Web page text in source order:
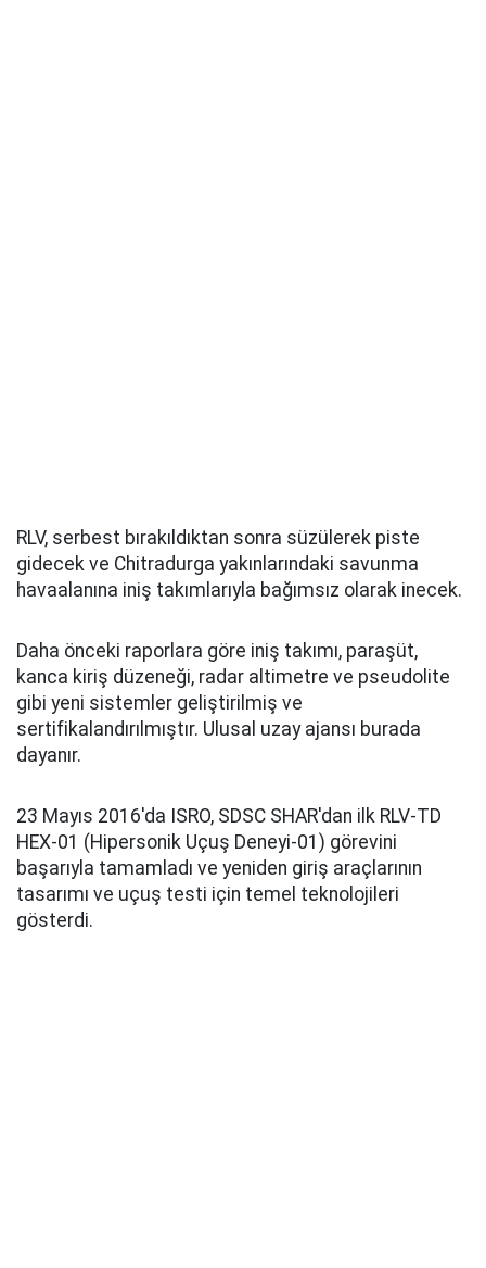
RLV, serbest bırakıldıktan sonra süzülerek piste
gidecek ve Chitradurga yakınlarındaki savunma
havaalanına iniş takımlarıyla bağımsız olarak inecek.
Daha önceki raporlara göre iniş takımı, paraşüt,
kanca kiriş düzeneği, radar altimetre ve pseudolite
gibi yeni sistemler geliştirilmiş ve
sertifikalandırılmıştır. Ulusal uzay ajansı burada
dayanır.
23 Mayıs 2016'da ISRO, SDSC SHAR'dan ilk RLV-TD
HEX-01 (Hipersonik Uçuş Deneyi-01) görevini
başarıyla tamamladı ve yeniden giriş araçlarının
tasarımı ve uçuş testi için temel teknolojileri
gösterdi.